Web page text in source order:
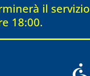
ORL: la visita
il servizio
18:00.